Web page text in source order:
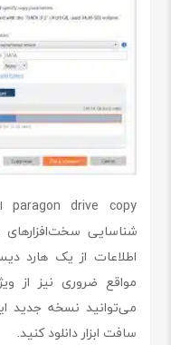
شناسایی
اطلاعات از یک هارد
مواقع ضروری نیز از
می‌توانید نسخه جدید
سافت ابزار دانلود کنید.